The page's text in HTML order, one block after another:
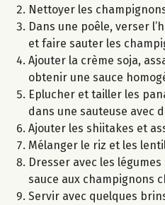
Nettoyer les
Dans une poêle, verser
et faire sauter les
Ajouter la crème soja,
obtenir une sauce
Eplucher et tailler les
dans une sauteuse avec
Ajouter les shiitakes et
Mélanger le riz et les
Dresser avec les
sauce aux champignons
Servir avec quelques